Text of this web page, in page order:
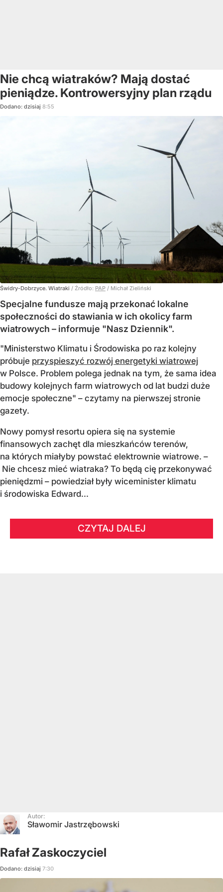
Nie chcą wiatraków? Mają dostać
pieniądze. Kontrowersyjny plan rządu
Dodano: dzisiaj 8:55
Świdry-Dobrzyce. Wiatraki / Źródło: PAP / Michał Zieliński
Specjalne fundusze mają przekonać lokalne
społeczności do stawiania w ich okolicy farm
wiatrowych – informuje "Nasz Dziennik".
"Ministerstwo Klimatu i Środowiska po raz kolejny
próbuje przyspieszyć rozwój energetyki wiatrowej
w Polsce. Problem polega jednak na tym, że sama idea
budowy kolejnych farm wiatrowych od lat budzi duże
emocje społeczne" – czytamy na pierwszej stronie
gazety.
Nowy pomysł resortu opiera się na systemie
finansowych zachęt dla mieszkańców terenów,
na których miałyby powstać elektrownie wiatrowe. –
Nie chcesz mieć wiatraka? To będą cię przekonywać
pieniędzmi – powiedział były wiceminister klimatu
i środowiska Edward...
CZYTAJ DALEJ
Autor:
Sławomir Jastrzębowski
Rafał Zaskoczyciel
Dodano: dzisiaj 7:30